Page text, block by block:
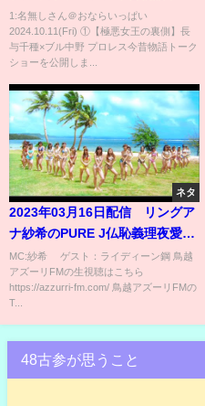
クショーを公開します!!
1:名無しさん＠おならいっぱい
2024.10.11(Fri) ①【極悪女王の裏側】長
与千種×ブル中野 プロレス今昔物語トーク
ショーを公開しま...
ネタ
2023年03月16日配信 リングア
ナ紗希のPURE J仏恥義理夜愛
MC:紗希 ゲスト：ライディーン
鋼
MC:紗希 ゲスト：ライディーン鋼 鳥越
アズーリFMの生視聴はこちら
https://azzurri-fm.com/ 鳥越アズーリFMの
T...
48古参が思うこと